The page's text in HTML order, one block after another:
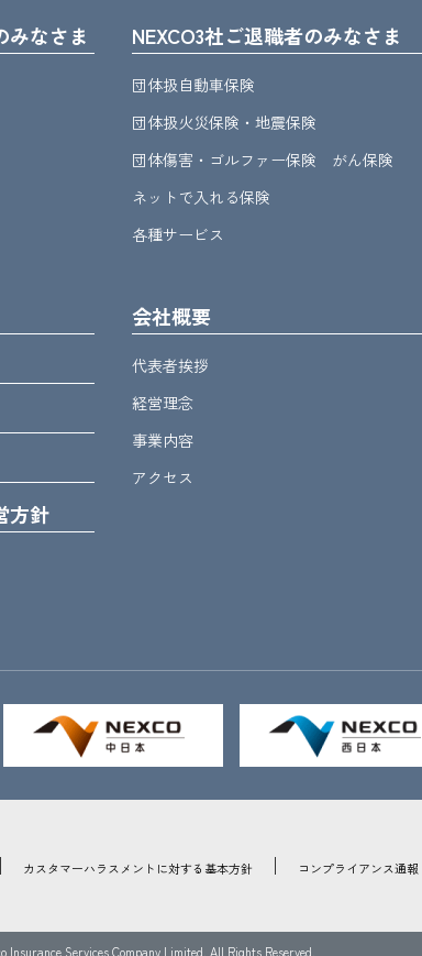
みなさま NEXCO3社ご退職者のみなさま
団体扱自動車保険
団体扱火災保険・地震保険
団体傷害・ゴルファー保険 がん保険
ネットで入れる保険
各種サービス
方針
会社概要
代表者挨拶
経営理念
事業内容
アクセス
カスタマーハラスメントに対する基本方針 コンプライアンス通
Insurance Services Company Limited. All Rights Reserved.